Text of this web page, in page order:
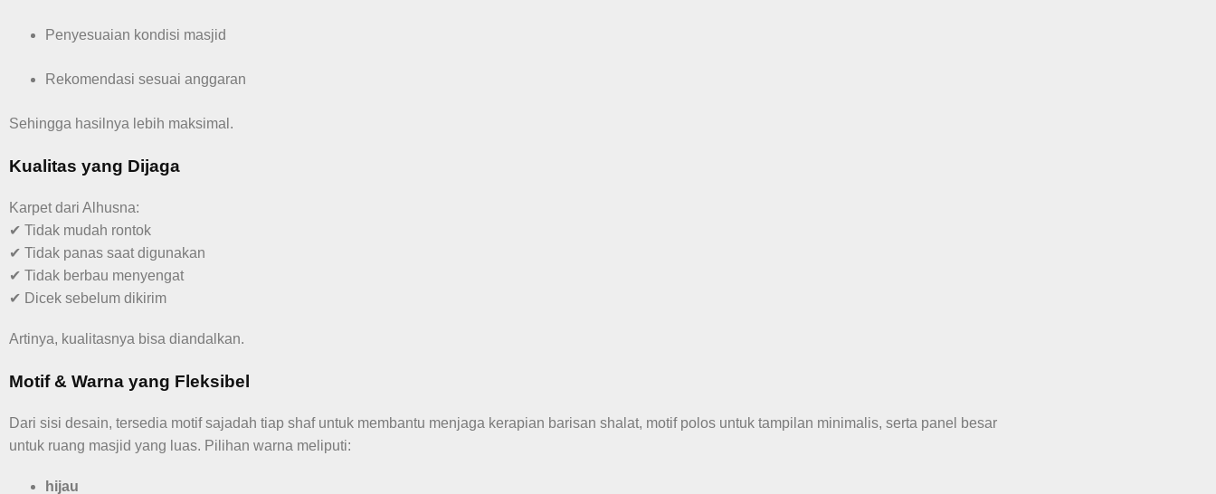
Penyesuaian kondisi masjid
Rekomendasi sesuai anggaran
Sehingga hasilnya lebih maksimal.
Kualitas yang Dijaga
Karpet dari Alhusna:
✔ Tidak mudah rontok
✔ Tidak panas saat digunakan
✔ Tidak berbau menyengat
✔ Dicek sebelum dikirim
Artinya, kualitasnya bisa diandalkan.
Motif & Warna yang Fleksibel
Dari sisi desain, tersedia motif sajadah tiap shaf untuk membantu menjaga kerapian barisan shalat, motif polos untuk tampilan minimalis, serta panel besar
untuk ruang masjid yang luas. Pilihan warna meliputi:
hijau